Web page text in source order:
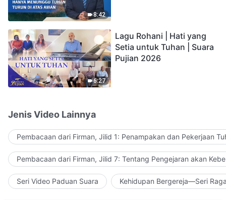
8:42
6:27
Lagu Rohani | Hati yang
Setia untuk Tuhan | Suara
Pujian 2026
Jenis Video Lainnya
Pembacaan dari Firman, Jilid 1: Penampakan dan Pekerjaan
Pembacaan dari Firman, Jilid 7: Tentang Pengejaran akan
Seri Video Paduan Suara Kehidupan Bergereja—Seri